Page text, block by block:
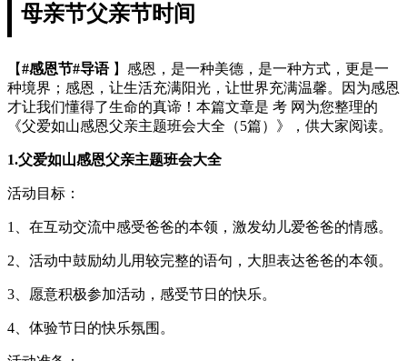
母亲节父亲节时间
【#感恩节#导语】感恩，是一种美德，是一种方式，更是一
种境界；感恩，让生活充满阳光，让世界充满温馨。因为感恩
才让我们懂得了生命的真谛！本篇文章是 考 网为您整理的
《父爱如山感恩父亲主题班会大全（5篇）》，供大家阅读。
1.父爱如山感恩父亲主题班会大全
活动目标：
1、在互动交流中感受爸爸的本领，激发幼儿爱爸爸的情感。
2、活动中鼓励幼儿用较完整的语句，大胆表达爸爸的本领。
3、愿意积极参加活动，感受节日的快乐。
4、体验节日的快乐氛围。